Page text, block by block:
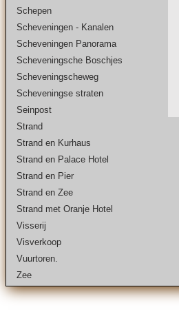
Schepen
Scheveningen - Kanalen
Scheveningen Panorama
Scheveningsche Boschjes
Scheveningscheweg
Scheveningse straten
Seinpost
Strand
Strand en Kurhaus
Strand en Palace Hotel
Strand en Pier
Strand en Zee
Strand met Oranje Hotel
Visserij
Visverkoop
Vuurtoren.
Zee